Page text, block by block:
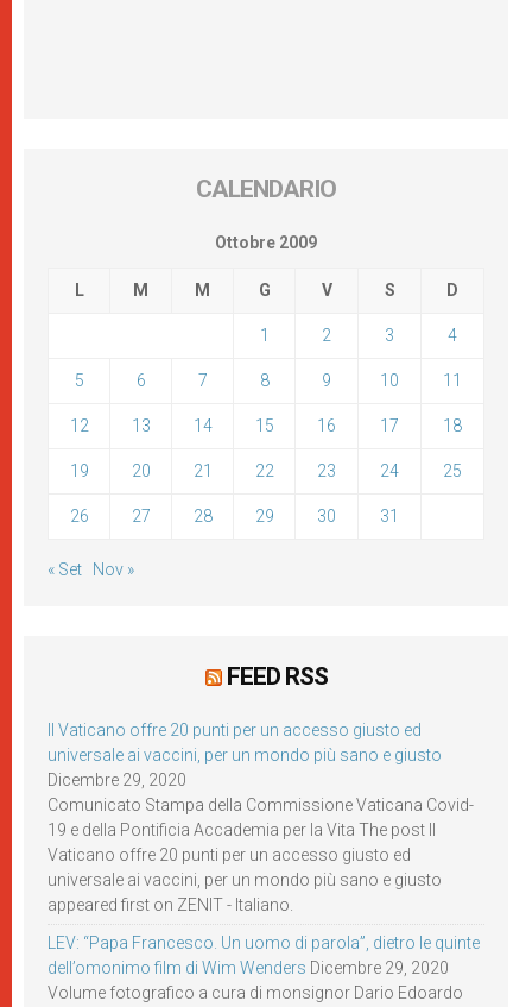
CALENDARIO
Ottobre 2009
L M M G V S D
1 2 3 4
5 6 7 8 9 10 11
12 13 14 15 16 17 18
19 20 21 22 23 24 25
26 27 28 29 30 31
« Set Nov »
FEED RSS
Il Vaticano offre 20 punti per un accesso giusto ed
universale ai vaccini, per un mondo più sano e giusto
Dicembre 29, 2020
Comunicato Stampa della Commissione Vaticana Covid-
19 e della Pontificia Accademia per la Vita The post Il
Vaticano offre 20 punti per un accesso giusto ed
universale ai vaccini, per un mondo più sano e giusto
appeared first on ZENIT - Italiano.
LEV: “Papa Francesco. Un uomo di parola”, dietro le quinte
dell’omonimo film di Wim Wenders Dicembre 29, 2020
Volume fotografico a cura di monsignor Dario Edoardo